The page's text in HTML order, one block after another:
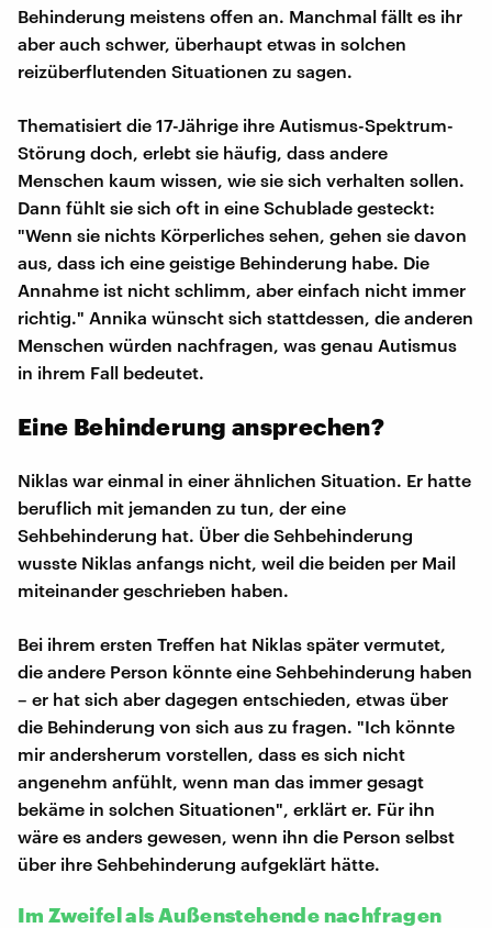
Behinderung meistens offen an. Manchmal fällt es ihr
aber auch schwer, überhaupt etwas in solchen
reizüberflutenden Situationen zu sagen.
Thematisiert die 17-Jährige ihre Autismus-Spektrum-
Störung doch, erlebt sie häufig, dass andere
Menschen kaum wissen, wie sie sich verhalten sollen.
Dann fühlt sie sich oft in eine Schublade gesteckt:
"Wenn sie nichts Körperliches sehen, gehen sie davon
aus, dass ich eine geistige Behinderung habe. Die
Annahme ist nicht schlimm, aber einfach nicht immer
richtig." Annika wünscht sich stattdessen, die anderen
Menschen würden nachfragen, was genau Autismus
in ihrem Fall bedeutet.
Eine Behinderung ansprechen?
Niklas war einmal in einer ähnlichen Situation. Er hatte
beruflich mit jemanden zu tun, der eine
Sehbehinderung hat. Über die Sehbehinderung
wusste Niklas anfangs nicht, weil die beiden per Mail
miteinander geschrieben haben.
Bei ihrem ersten Treffen hat Niklas später vermutet,
die andere Person könnte eine Sehbehinderung haben
– er hat sich aber dagegen entschieden, etwas über
die Behinderung von sich aus zu fragen. "Ich könnte
mir andersherum vorstellen, dass es sich nicht
angenehm anfühlt, wenn man das immer gesagt
bekäme in solchen Situationen", erklärt er. Für ihn
wäre es anders gewesen, wenn ihn die Person selbst
über ihre Sehbehinderung aufgeklärt hätte.
Im Zweifel als Außenstehende nachfragen